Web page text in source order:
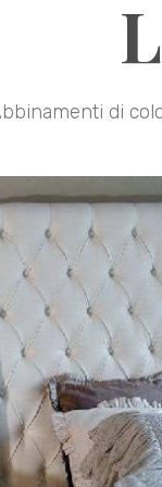
di